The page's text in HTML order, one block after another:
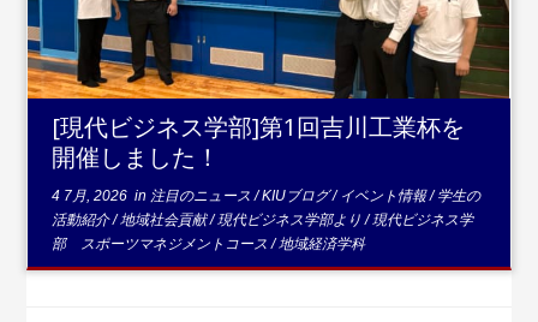
[現代ビジネス学部]第1回吉川工業杯を
開催しました！
4 7月, 2026 in 注目のニュース/KIUブログ/ イベント情報/学生の
活動紹介/地域社会貢献/現代ビジネス学部より/現代ビジネス学
部 スポーツマネジメントコース/地域経済学科